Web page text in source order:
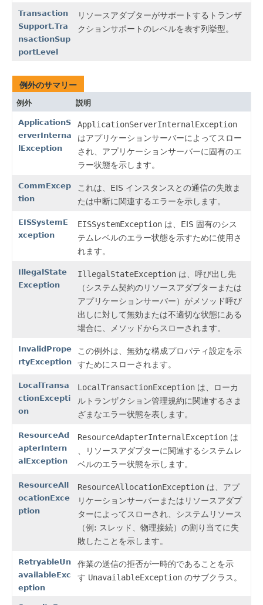
Transaction
Support.Tra
nsactionSup
portLevel
リソースアダプターがサポートするトランザ
クションサポートのレベルを表す列挙型。
例外のサマリー
例外 説明
ApplicationS
erverInterna
lException
ApplicationServerInternalException
はアプリケーションサーバーによってスロー
され、アプリケーションサーバーに固有のエ
ラー状態を示します。
CommExcep
tion
これは、EIS インスタンスとの通信の失敗ま
たは中断に関連するエラーを示します。
EISSystemE
xception
EISSystemException は、EIS 固有のシス
テムレベルのエラー状態を示すために使用さ
れます。
IllegalState
Exception
IllegalStateException は、呼び出し先
（システム契約のリソースアダプターまたは
アプリケーションサーバー）がメソッド呼び
出しに対して無効または不適切な状態にある
場合に、メソッドからスローされます。
InvalidPrope
rtyException
この例外は、無効な構成プロパティ設定を示
すためにスローされます。
LocalTransa
ctionExcepti
on
LocalTransactionException は、ローカ
ルトランザクション管理規約に関連するさま
ざまなエラー状態を表します。
ResourceAd
apterIntern
alException
ResourceAdapterInternalException は
、リソースアダプターに関連するシステムレ
ベルのエラー状態を示します。
ResourceAll
ocationExce
ption
ResourceAllocationException は、アプ
リケーションサーバーまたはリソースアダプ
ターによってスローされ、システムリソース
（例: スレッド、物理接続）の割り当てに失
敗したことを示します。
RetryableUn
availableExc
eption
作業の送信の拒否が一時的であることを示
す UnavailableException のサブクラス。